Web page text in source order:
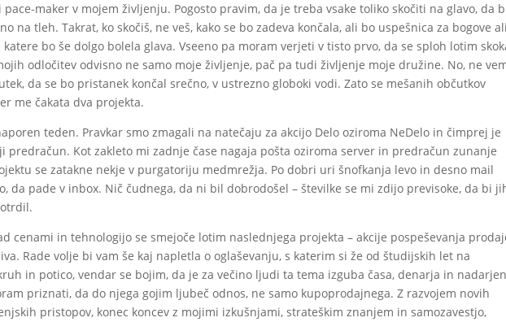
maker v mojem življenju. Pogosto pravim, da je treba vsake toliko skočiti na glavo, da
na tleh. Takrat, ko skočiš, ne veš, kako se bo zadeva končala, ali bo uspešnica za bogove ali
bo še dolgo bolela glava. Vseeno pa moram verjeti v tisto prvo, da se sploh lotim
odločitev odvisno ne samo moje življenje, pač pa tudi življenje moje družine. No, ne
da se bo pristanek končal srečno, v ustrezno globoki vodi. Zato se mešanih občutkov
me čakata dva projekta.
teden. Pravkar smo zmagali na natečaju za akcijo Delo oziroma NeDelo in čimprej je
predračun. Kot zakleto mi zadnje čase nagaja pošta oziroma server in predračun zunanje
se zatakne nekje v purgatoriju medmrežja. Po dobri uri šnofkanja levo in desno mail
da pade v inbox. Nič čudnega, da ni bil dobrodošel – številke se mi zdijo previsoke, da bi
cenami in tehnologijo se smejoče lotim naslednjega projekta – akcije pospeševanja
Rade volje bi vam še kaj napletla o oglaševanju, s katerim si že od študijskih let na
in potico, vendar se bojim, da je za večino ljudi ta tema izguba časa, denarja in
priznati, da do njega gojim ljubeč odnos, ne samo kupoprodajnega. Z razvojem novih
pristopov, konec koncev z mojimi izkušnjami, strateškim znanjem in samozavestjo,